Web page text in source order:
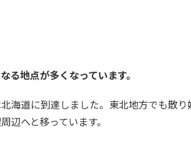
地点が多くなっています。
海道に到達しました。東北地方でも散
辺へと移っています。